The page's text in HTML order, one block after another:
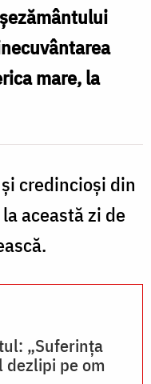
mare, la
credincioși din
această zi de
„Suferința
pe om